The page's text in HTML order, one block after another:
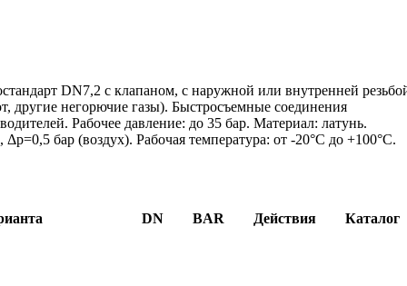
DN7,2 с клапаном, с наружной или внутренней
другие негорючие газы). Быстросъемные соединения
Рабочее давление: до 35 бар. Материал: латунь.
бар (воздух). Рабочая температура: от -20°C до +100°C.
DN BAR Действия Каталог